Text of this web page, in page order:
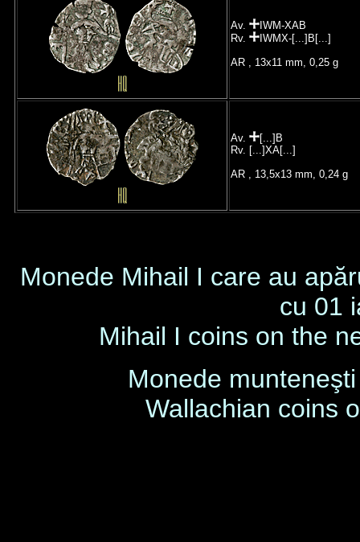
Av.
IWM-XAB
Rv.
IWMX-[...]B[...]
AR , 13x11 mm, 0,25 g
Av.
[...]B
Rv. [...]XA[...]
AR , 13,5x13 mm, 0,24 g
Monede Mihail I care au
cu 01
Mihail I coins on the
Monede
Wallachian coins